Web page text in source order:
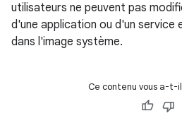
utilisateurs ne peuvent pas
d'une application ou d'un service
dans l'image système.
Ce contenu vous a-t-